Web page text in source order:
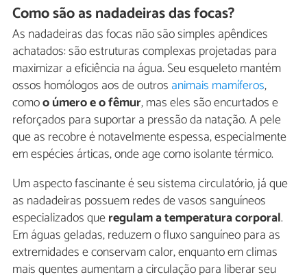
Como são as nadadeiras das focas?
As nadadeiras das focas não são simples apêndices
achatados: são estruturas complexas projetadas para
maximizar a eficiência na água. Seu esqueleto mantém
ossos homólogos aos de outros animais mamíferos,
comoo úmero e o fêmur, mas eles são encurtados e
reforçados para suportar a pressão da natação. A pele
que as recobre é notavelmente espessa, especialmente
em espécies árticas, onde age como isolante térmico.
Um aspecto fascinante é seu sistema circulatório, já que
as nadadeiras possuem redes de vasos sanguíneos
especializados queregulam a temperatura corporal.
Em águas geladas, reduzem o fluxo sanguíneo para as
extremidades e conservam calor, enquanto em climas
mais quentes aumentam a circulação para liberar seu